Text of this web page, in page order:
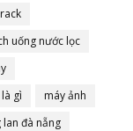
uống nước lọc
gì
máy ảnh
lan đà nẵng